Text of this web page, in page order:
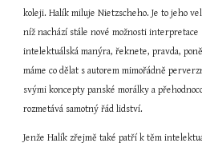
koleji. Halík miluje Nietzscheho. Je to jeho
níž nachází stále nové možnosti interpretace
intelektuálská manýra, řeknete, pravda,
máme co dělat s autorem mimořádně
svými koncepty panské morálky a
rozmetává samotný řád lidství.
Jenže Halík zřejmě také patří k těm